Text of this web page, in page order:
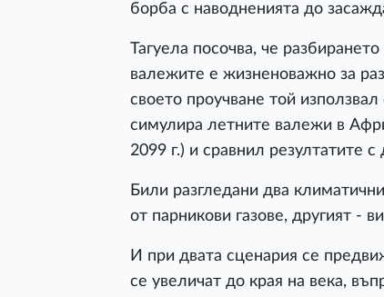
борба с наводненията до
Тагуела посочва, че
валежите е жизненоважно за
своето проучване той
симулира летните валежи в
2099 г.) и сравнил резултатите
Били разгледани два
от парникови газове, другият -
И при двата сценария се
се увеличат до края на века,